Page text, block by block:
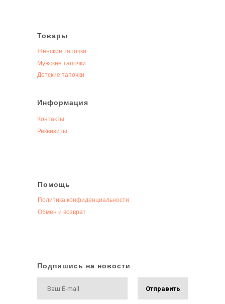
Товары
Женские тапочки
Мужские тапочки
Детские тапочки
Информация
Контакты
Реквизиты
Помощь
Политика конфиденциальности
Обмен и возврат
Отправить
Подпишись на новости